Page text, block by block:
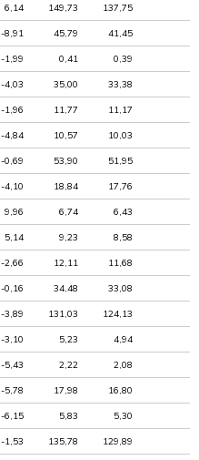
6,14 149,73 137,75
-8,91 45,79 41,45
-1,99 0,41 0,39
-4,03 35,00 33,38
-1,96 11,77 11,17
-4,84 10,57 10,03
-0,69 53,90 51,95
-4,10 18,84 17,76
9,96 6,74 6,43
5,14 9,23 8,58
-2,66 12,11 11,68
-0,16 34,48 33,08
-3,89 131,03 124,13
-3,10 5,23 4,94
-5,43 2,22 2,08
-5,78 17,98 16,80
-6,15 5,83 5,30
-1,53 135,78 129,89